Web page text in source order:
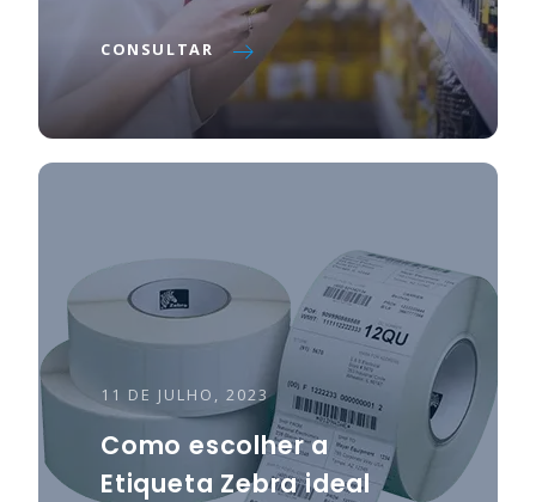
CONSULTAR
11 DE JULHO, 2023
Como escolher a
Etiqueta Zebra ideal